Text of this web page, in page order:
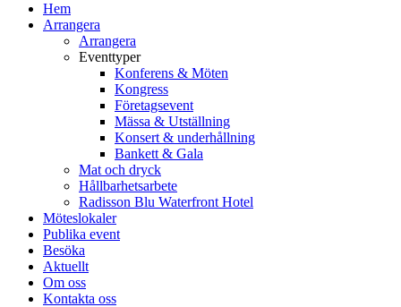
Hem
Arrangera
Arrangera
Eventtyper
Konferens & Möten
Kongress
Företagsevent
Mässa & Utställning
Konsert & underhållning
Bankett & Gala
Mat och dryck
Hållbarhetsarbete
Radisson Blu Waterfront Hotel
Möteslokaler
Publika event
Besöka
Aktuellt
Om oss
Kontakta oss